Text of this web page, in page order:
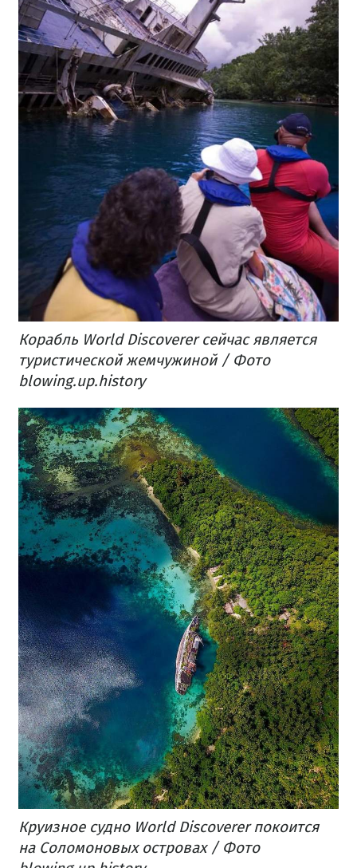
Корабль World Discoverer сейчас является
туристической жемчужиной / Фото
blowing.up.history
Круизное судно World Discoverer покоится
на Соломоновых островах / Фото